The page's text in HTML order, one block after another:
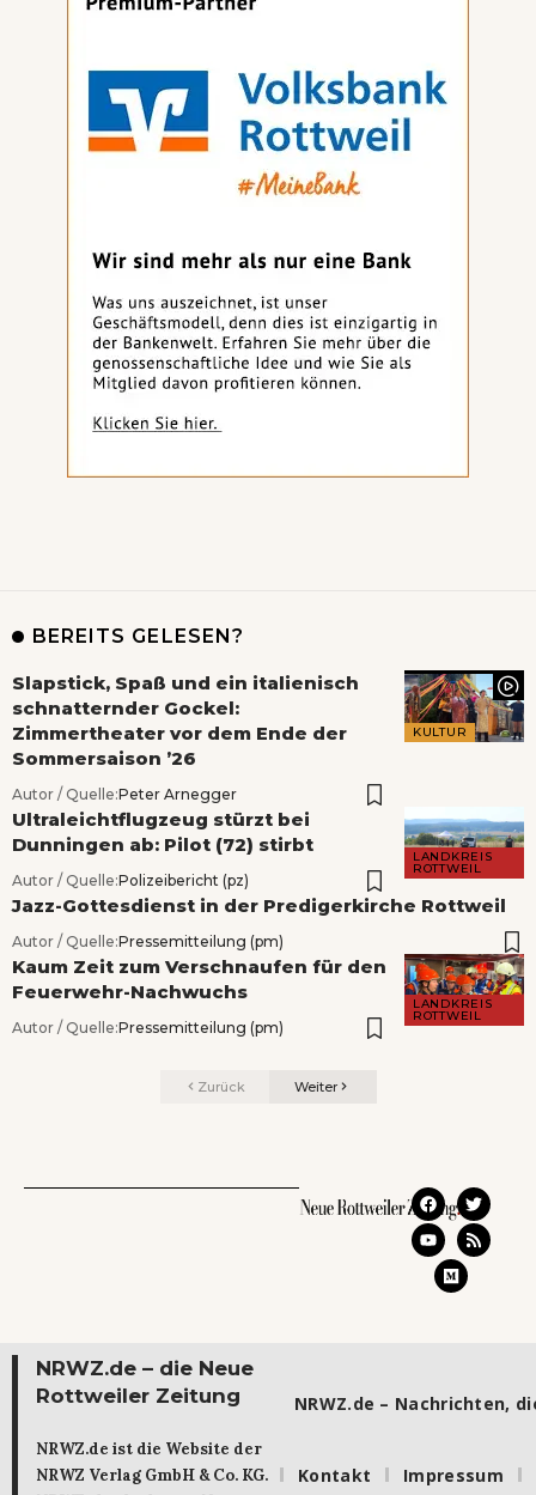
BEREITS GELESEN?
KULTUR
Slapstick, Spaß und ein italienisch
schnatternder Gockel:
Zimmertheater vor dem Ende der
Sommersaison ’26
Autor / Quelle:Peter Arnegger
LANDKREIS
ROTTWEIL
Ultraleichtflugzeug stürzt bei
Dunningen ab: Pilot (72) stirbt
Autor / Quelle:Polizeibericht (pz)
Jazz-Gottesdienst in der Predigerkirche Rottweil
Autor / Quelle:Pressemitteilung (pm)
LANDKREIS
ROTTWEIL
Kaum Zeit zum Verschnaufen für den
Feuerwehr-Nachwuchs
Autor / Quelle:Pressemitteilung (pm)
Zurück Weiter
NRWZ.de – die Neue
Rottweiler Zeitung
NRWZ.de ist die Website der
NRWZ Verlag GmbH & Co. KG.
NRWZ.de – Nachrichten,
Kontakt Impressum